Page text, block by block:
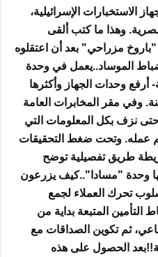
الاستخبارات الإسرائيلية،
وهذا ما كتب ألقى
مزراحي" بعد أن اعتقلوه
الموساد..يعمل في وحدة
وحدات الجهاز وأكثرها
وفي مقر المخابرات العامة
نزف بكل المعلومات التي
عمله. وتحت ضغط التحقيقات
طريق تفصيلية توضح
وحدة "مسادا"..كيف يزرعون
تحرك العملاء لجمع
التأمين المتبعة بداية من
ثم تكوين الصداقات مع
الحصول على هذه